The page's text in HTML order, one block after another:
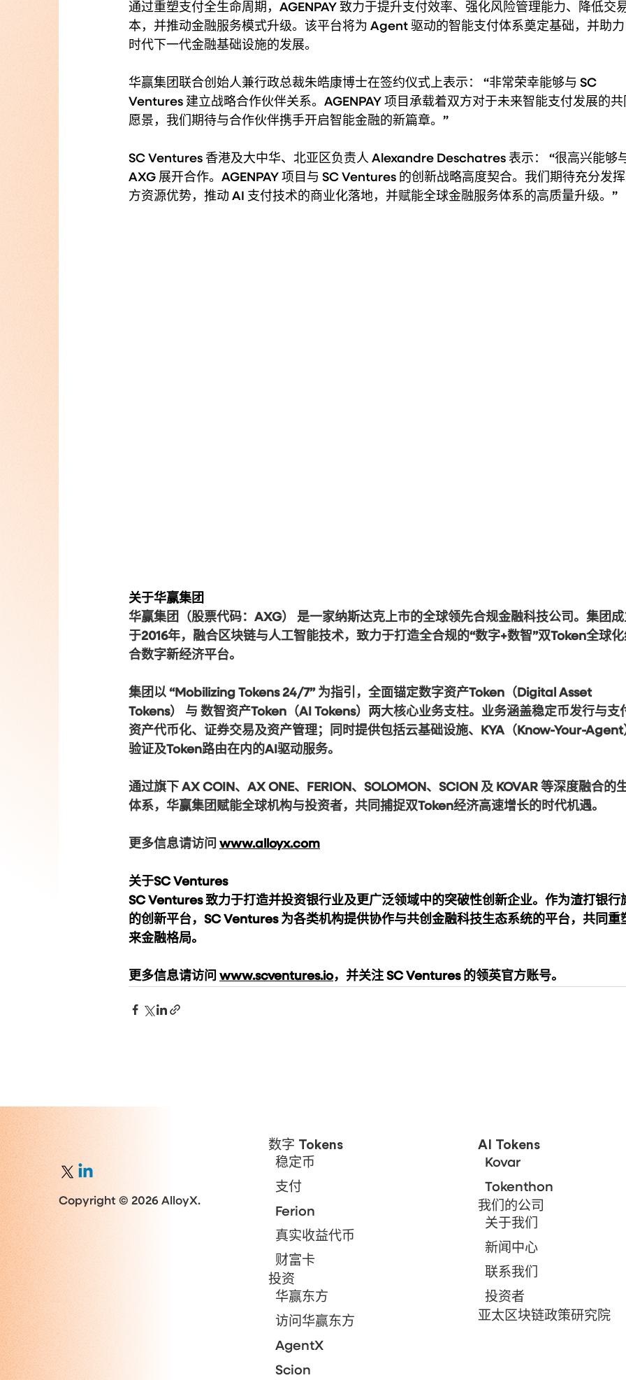
通过重塑支付全生命周期，AGENPAY 致力于提升支付效率、强化风险管理能力、降低交
本，并推动金融服务模式升级。该平台将为 Agent 驱动的智能支付体系奠定基础，并助
时代下一代金融基础设施的发展。
华赢集团联合创始人兼行政总裁朱皓康博士在签约仪式上表示： “非常荣幸能够与 SC
Ventures 建立战略合作伙伴关系。AGENPAY 项目承载着双方对于未来智能支付发展的共
愿景，我们期待与合作伙伴携手开启智能金融的新篇章。”
SC Ventures 香港及大中华、北亚区负责人 Alexandre Deschatres 表示： “很高兴能够
AXG 展开合作。AGENPAY 项目与 SC Ventures 的创新战略高度契合。我们期待充分发
方资源优势，推动 AI 支付技术的商业化落地，并赋能全球金融服务体系的高质量升级。”
关于华赢集团
华赢集团（股票代码：AXG） 是一家纳斯达克上市的全球领先合规金融科技公司。集团
于2016年，融合区块链与人工智能技术，致力于打造全合规的“数字+数智”双Token全球
合数字新经济平台。
集团以 “Mobilizing Tokens 24/7” 为指引，全面锚定数字资产Token（Digital Asset
Tokens） 与 数智资产Token（AI Tokens）两大核心业务支柱。业务涵盖稳定币发行与支
资产代币化、证券交易及资产管理；同时提供包括云基础设施、KYA（Know-Your-Agent
验证及Token路由在内的AI驱动服务。
通过旗下 AX COIN、AX ONE、FERION、SOLOMON、SCION 及 KOVAR 等深度融合的
体系，华赢集团赋能全球机构与投资者，共同捕捉双Token经济高速增长的时代机遇。
更多信息请访问 www.alloyx.com
关于SC Ventures
SC Ventures 致力于打造并投资银行业及更广泛领域中的突破性创新企业。作为渣打银行
的创新平台，SC Ventures 为各类机构提供协作与共创金融科技生态系统的平台，共同重
来金融格局。
更多信息请访问 www.scventures.io，并关注 SC Ventures 的领英官方账号。
Copyright © 2026 AlloyX.
数字 Tokens
稳定币
支付
Ferion
真实收益代币
财富卡
投资
华赢东方
访问华赢东方
AgentX
Scion
AI Tokens
Kovar
Tokenthon
我们的公司
关于我们
新闻中心
联系我们
投资者
亚太区块链政策研究院